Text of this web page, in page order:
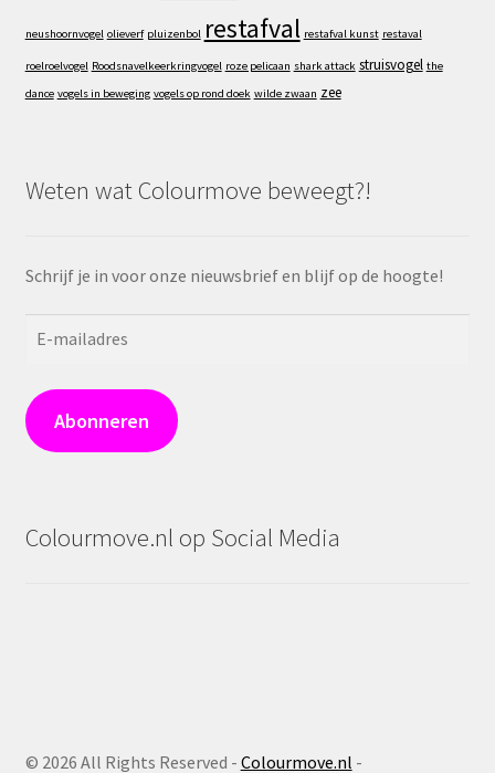
neushoornvogel olieverf pluizenbol restafval restafval kunst restaval
roelroelvogel Roodsnavelkeerkringvogel roze pelicaan shark attack struisvogel the
dance vogels in beweging vogels op rond doek wilde zwaan zee
Weten wat Colourmove beweegt?!
Schrijf je in voor onze nieuwsbrief en blijf op de hoogte!
Abonneren
Colourmove.nl op Social Media
© 2026 All Rights Reserved - Colourmove.nl -